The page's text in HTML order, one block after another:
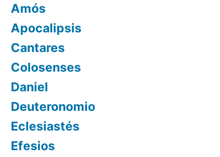
Amós
Apocalipsis
Cantares
Colosenses
Daniel
Deuteronomio
Eclesiastés
Efesios